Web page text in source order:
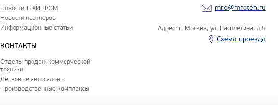
Новости ТЕХИНКОМ
Новости партнеров
Информационные статьи
КОНТАКТЫ
Отделы продаж коммерческой
техники
Легковые автосалоны
Производственные комплексы
mro@mroteh.ru
Адрес: г. Москва, ул. Расплетина, д.5
Схема проезда